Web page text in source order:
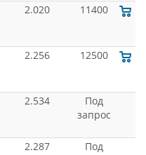
2.020 11400
2.256 12500
2.534
Под
запрос
2.287
Под